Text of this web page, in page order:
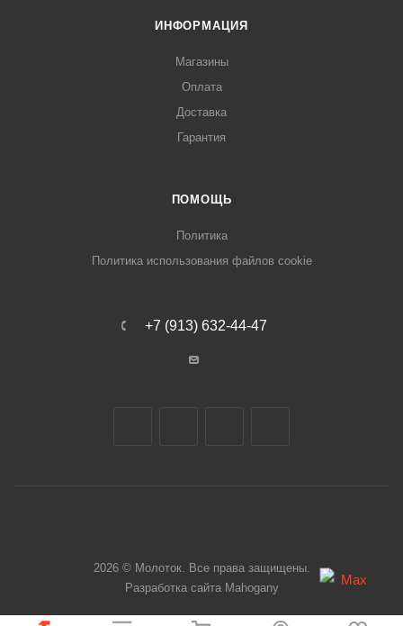
ИНФОРМАЦИЯ
Магазины
Оплата
Доставка
Гарантия
ПОМОЩЬ
Политика
Политика использования файлов cookie
+7 (913) 632-44-47
2026 © Молоток. Все права защищены.
Разработка сайта Mahogany